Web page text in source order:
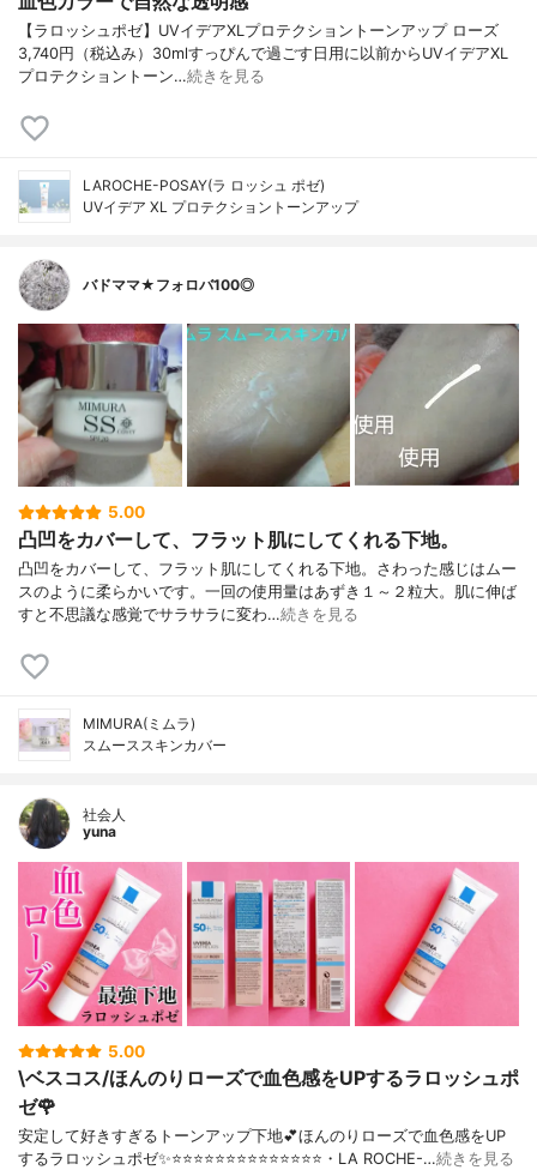
【ラロッシュポゼ】UVイデアXLプロテクショントーンアップ ローズ
3,740円（税込み）30mlすっぴんで過ごす日用に以前からUVイデアXL
プロテクショントーン…続きを見る
LAROCHE-POSAY(ラ ロッシュ ポゼ)
UVイデア XL プロテクショントーンアップ
バドママ★フォロバ100◎
5.00
凸凹をカバーして、フラット肌にしてくれる下地。
凸凹をカバーして、フラット肌にしてくれる下地。さわった感じはムー
スのように柔らかいです。一回の使用量はあずき１～２粒大。肌に伸ば
すと不思議な感覚でサラサラに変わ…続きを見る
MIMURA(ミムラ)
スムーススキンカバー
社会人
yuna
5.00
\ベスコス/ほんのりローズで血色感をUPするラロッシュポ
ゼ🌹
安定して好きすぎるトーンアップ下地💕ほんのりローズで血色感をUP
するラロッシュポゼ✨⭐️⭐️⭐️⭐️⭐️⭐️⭐️⭐️⭐️⭐️⭐️⭐️⭐️⭐️・LA ROCHE-…続きを見る